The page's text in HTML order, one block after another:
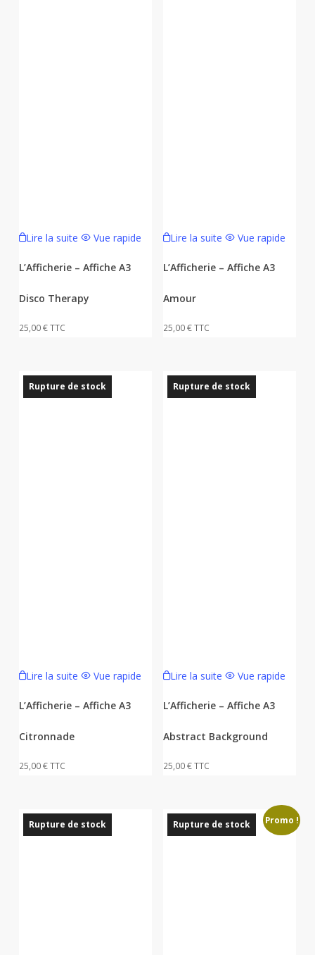
Lire la suite Vue rapide
L’Afficherie – Affiche A3
Disco Therapy
25,00€TTC
Lire la suite Vue rapide
L’Afficherie – Affiche A3
Amour
25,00€TTC
Rupture de stock
Lire la suite Vue rapide
L’Afficherie – Affiche A3
Citronnade
25,00€TTC
Rupture de stock
Lire la suite Vue rapide
L’Afficherie – Affiche A3
Abstract Background
25,00€TTC
Rupture de stock Rupture de stock Promo !